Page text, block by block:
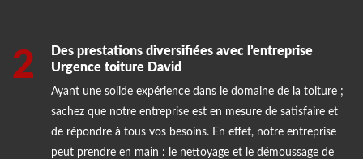
2
Des prestations diversifiées avec l’entreprise
Urgence toiture David
Ayant une solide expérience dans le domaine de la toiture ;
sachez que notre entreprise est en mesure de satisfaire et
de répondre à tous vos besoins. En effet, notre entreprise
peut prendre en main : le nettoyage et le démoussage de